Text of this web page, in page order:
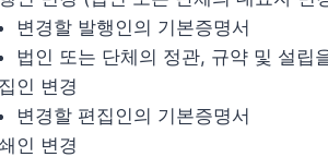
변경할 발행인의 기본증명서
법인 또는 단체의 정관, 규약 및 설립
인 변경
변경할 편집인의 기본증명서
인 변경